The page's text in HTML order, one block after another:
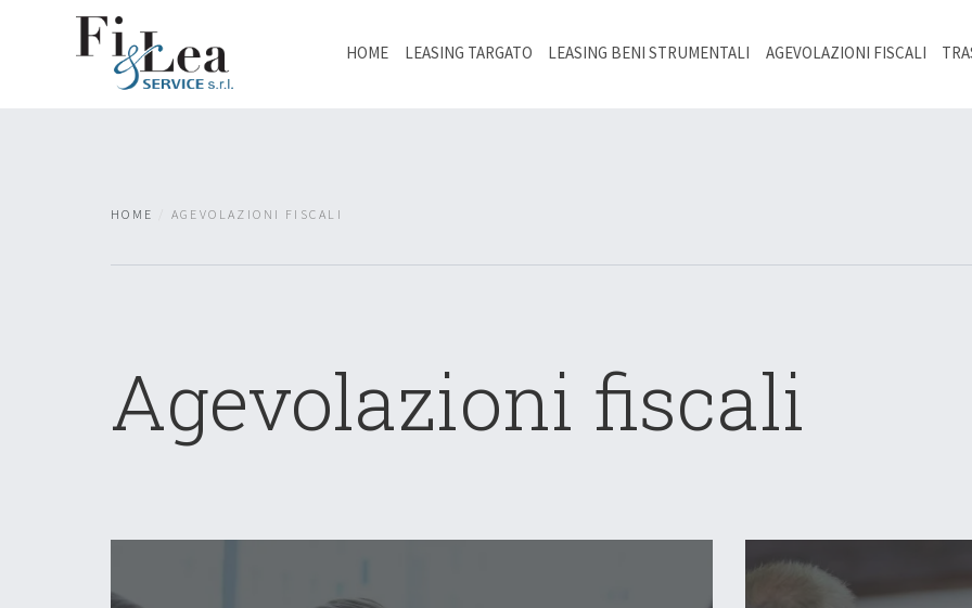
HOME LEASING TARGATO LEASING BENI STRUMENTALI AGEVOLAZIONI FISCALI
HOME AGEVOLAZIONI FISCALI
Agevolazioni fiscali